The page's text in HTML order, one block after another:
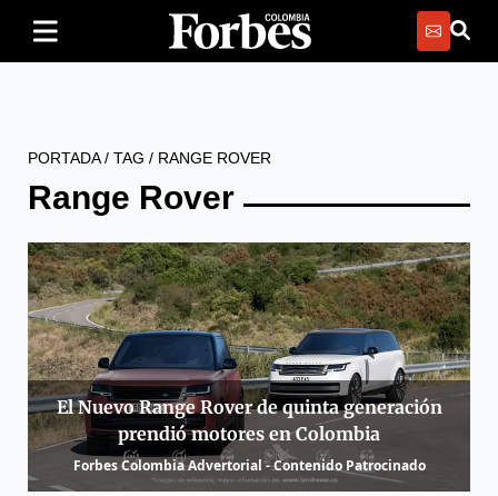
PORTADA/ TAG / RANGE ROVER
Range Rover
El Nuevo Range Rover de quinta generación
prendió motores en Colombia
Forbes Colombia Advertorial - Contenido Patrocinado